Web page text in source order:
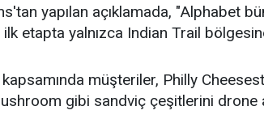
yapılan açıklamada, "Alphabet
etapta yalnızca Indian Trail
müşteriler, Philly
gibi sandviç çeşitlerini drone